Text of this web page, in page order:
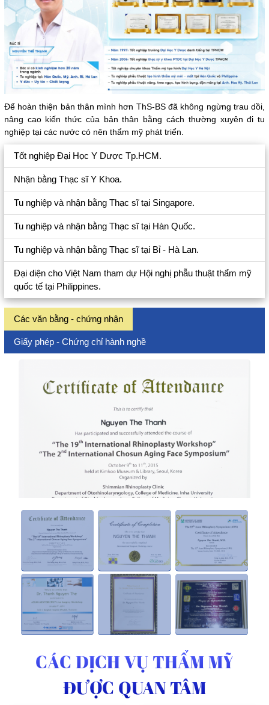
Để hoàn thiện bản thân mình hơn ThS-BS đã không ngừng trau dồi,
nâng cao kiến thức của bản thân bằng cách thường xuyên đi tu
nghiệp tại các nước có nên thẩm mỹ phát triển.
Tốt nghiệp Đại Học Y Dược Tp.HCM.
Nhận bằng Thạc sĩ Y Khoa.
Tu nghiệp và nhận bằng Thạc sĩ tại Singapore.
Tu nghiệp và nhận bằng Thạc sĩ tại Hàn Quốc.
Tu nghiệp và nhận bằng Thạc sĩ tại Bỉ - Hà Lan.
Đại diện cho Việt Nam tham dự Hội nghị phẫu thuật thẩm mỹ
quốc tế tại Philippines.
Các văn bằng - chứng nhận
Giấy phép - Chứng chỉ hành nghề
CÁC DỊCH VỤ THẨM MỸ
ĐƯỢC QUAN TÂM